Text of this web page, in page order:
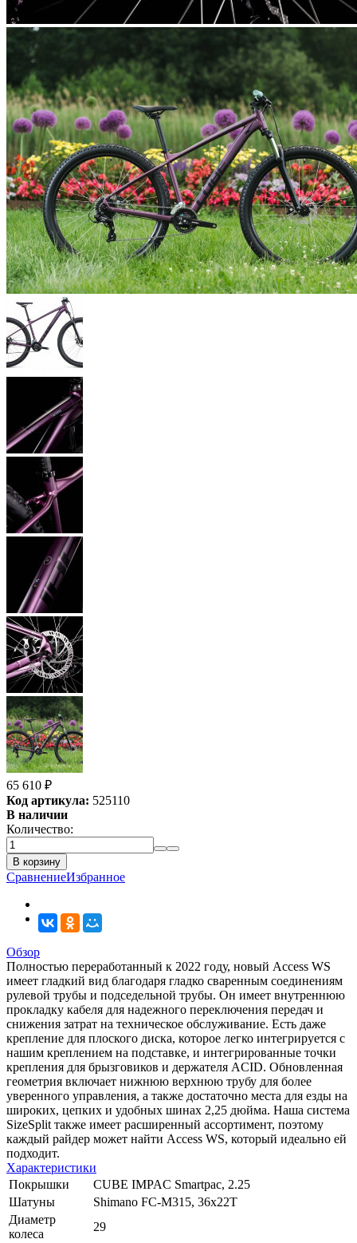
65 610 ₽
Код артикула: 525110
В наличии
Количество:
В корзину
СравнениеИзбранное
Обзор
Полностью переработанный к 2022 году, новый Access WS
имеет гладкий вид благодаря гладко сваренным соединениям
рулевой трубы и подседельной трубы. Он имеет внутреннюю
прокладку кабеля для надежного переключения передач и
снижения затрат на техническое обслуживание. Есть даже
крепление для плоского диска, которое легко интегрируется с
нашим креплением на подставке, и интегрированные точки
крепления для брызговиков и держателя ACID. Обновленная
геометрия включает нижнюю верхнюю трубу для более
уверенного управления, а также достаточно места для езды на
широких, цепких и удобных шинах 2,25 дюйма. Наша система
SizeSplit также имеет расширенный ассортимент, поэтому
каждый райдер может найти Access WS, который идеально ей
подходит.
Характеристики
Покрышки
CUBE IMPAC Smartpac, 2.25
Шатуны
Shimano FC-M315, 36x22T
Диаметр
колеса
29